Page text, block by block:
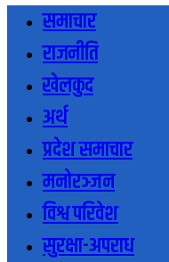
समाचार
राजनीति
खेलकुद
अर्थ
प्रदेश समाचार
मनोरञ्जन
विश्व परिवेश
सुरक्षा-अपराध